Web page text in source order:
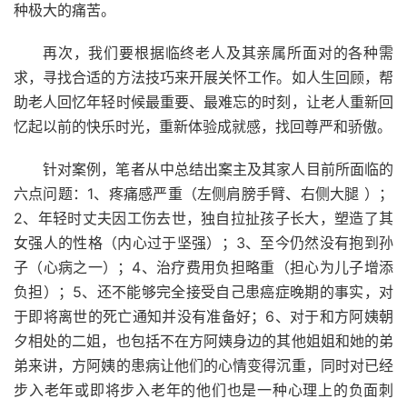
种极大的痛苦。
再次，我们要根据临终老人及其亲属所面对的各种需
求，寻找合适的方法技巧来开展关怀工作。如人生回顾，帮
助老人回忆年轻时候最重要、最难忘的时刻，让老人重新回
忆起以前的快乐时光，重新体验成就感，找回尊严和骄傲。
针对案例，笔者从中总结出案主及其家人目前所面临的
六点问题：1、疼痛感严重（左侧肩膀手臂、右侧大腿 ）；
2、年轻时丈夫因工伤去世，独自拉扯孩子长大，塑造了其
女强人的性格（内心过于坚强）；3、至今仍然没有抱到孙
子（心病之一）；4、治疗费用负担略重（担心为儿子增添
负担）；5、还不能够完全接受自己患癌症晚期的事实，对
于即将离世的死亡通知并没有准备好；6、对于和方阿姨朝
夕相处的二姐，也包括不在方阿姨身边的其他姐姐和她的弟
弟来讲，方阿姨的患病让他们的心情变得沉重，同时对已经
步入老年或即将步入老年的他们也是一种心理上的负面刺